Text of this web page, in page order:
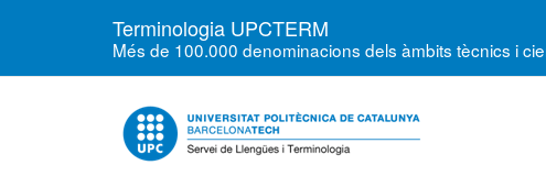
Terminologia UPCTERM
Més de 100.000 denominacions dels àmbits tècnics i